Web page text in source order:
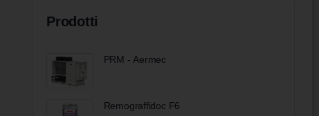
Prodotti
PRM - Aermec
Remograffidoc F6